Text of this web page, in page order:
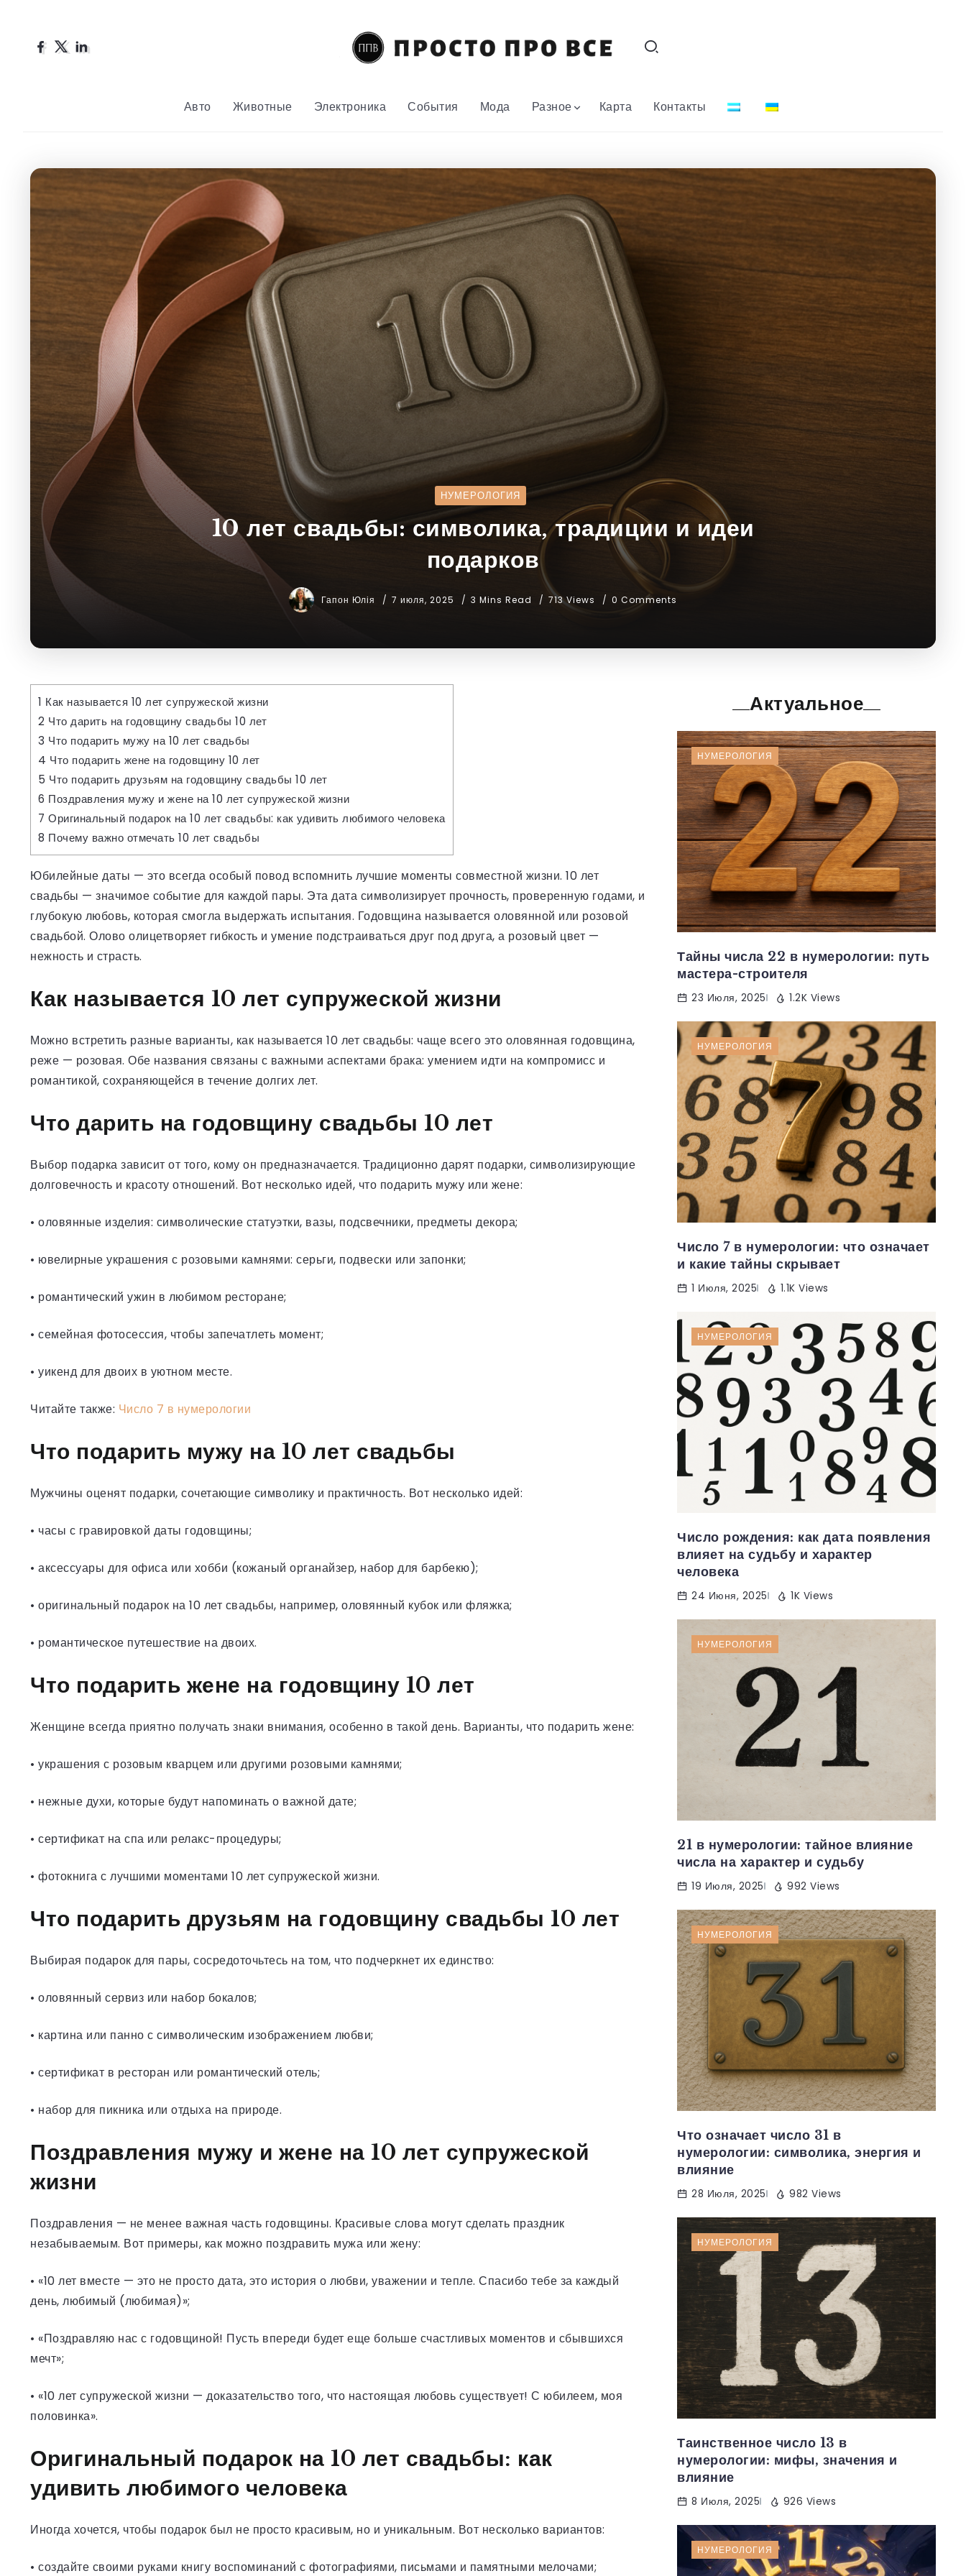
Авто Животные Электроника События Мода Разное Карта Контакты
НУМЕРОЛОГИЯ
10 лет свадьбы: символика, традиции и идеи
подарков
Гапон Юлія 7 июля, 2025 3 Mins Read 713 Views 0 Comments
1 Как называется 10 лет супружеской жизни
2 Что дарить на годовщину свадьбы 10 лет
3 Что подарить мужу на 10 лет свадьбы
4 Что подарить жене на годовщину 10 лет
5 Что подарить друзьям на годовщину свадьбы 10 лет
6 Поздравления мужу и жене на 10 лет супружеской жизни
7 Оригинальный подарок на 10 лет свадьбы: как удивить любимого человека
8 Почему важно отмечать 10 лет свадьбы
Юбилейные даты — это всегда особый повод вспомнить лучшие моменты совместной жизни. 10 лет
свадьбы — значимое событие для каждой пары. Эта дата символизирует прочность, проверенную годами, и
глубокую любовь, которая смогла выдержать испытания. Годовщина называется оловянной или розовой
свадьбой. Олово олицетворяет гибкость и умение подстраиваться друг под друга, а розовый цвет —
нежность и страсть.
Как называется 10 лет супружеской жизни
Можно встретить разные варианты, как называется 10 лет свадьбы: чаще всего это оловянная годовщина,
реже — розовая. Обе названия связаны с важными аспектами брака: умением идти на компромисс и
романтикой, сохраняющейся в течение долгих лет.
Что дарить на годовщину свадьбы 10 лет
Выбор подарка зависит от того, кому он предназначается. Традиционно дарят подарки, символизирующие
долговечность и красоту отношений. Вот несколько идей, что подарить мужу или жене:
• оловянные изделия: символические статуэтки, вазы, подсвечники, предметы декора;
• ювелирные украшения с розовыми камнями: серьги, подвески или запонки;
• романтический ужин в любимом ресторане;
• семейная фотосессия, чтобы запечатлеть момент;
• уикенд для двоих в уютном месте.
Читайте также: Число 7 в нумерологии
Что подарить мужу на 10 лет свадьбы
Мужчины оценят подарки, сочетающие символику и практичность. Вот несколько идей:
• часы с гравировкой даты годовщины;
• аксессуары для офиса или хобби (кожаный органайзер, набор для барбекю);
• оригинальный подарок на 10 лет свадьбы, например, оловянный кубок или фляжка;
• романтическое путешествие на двоих.
Что подарить жене на годовщину 10 лет
Женщине всегда приятно получать знаки внимания, особенно в такой день. Варианты, что подарить жене:
• украшения с розовым кварцем или другими розовыми камнями;
• нежные духи, которые будут напоминать о важной дате;
• сертификат на спа или релакс-процедуры;
• фотокнига с лучшими моментами 10 лет супружеской жизни.
Что подарить друзьям на годовщину свадьбы 10 лет
Выбирая подарок для пары, сосредоточьтесь на том, что подчеркнет их единство:
• оловянный сервиз или набор бокалов;
• картина или панно с символическим изображением любви;
• сертификат в ресторан или романтический отель;
• набор для пикника или отдыха на природе.
Поздравления мужу и жене на 10 лет супружеской
жизни
Поздравления — не менее важная часть годовщины. Красивые слова могут сделать праздник
незабываемым. Вот примеры, как можно поздравить мужа или жену:
• «10 лет вместе — это не просто дата, это история о любви, уважении и тепле. Спасибо тебе за каждый
день, любимый (любимая)»;
• «Поздравляю нас с годовщиной! Пусть впереди будет еще больше счастливых моментов и сбывшихся
мечт»;
• «10 лет супружеской жизни — доказательство того, что настоящая любовь существует! С юбилеем, моя
половинка».
Оригинальный подарок на 10 лет свадьбы: как
удивить любимого человека
Иногда хочется, чтобы подарок был не просто красивым, но и уникальным. Вот несколько вариантов:
• создайте своими руками книгу воспоминаний с фотографиями, письмами и памятными мелочами;
Актуальное
НУМЕРОЛОГИЯ
Тайны числа 22 в нумерологии: путь
мастера-строителя
23 Июля, 2025 1.2K Views
НУМЕРОЛОГИЯ
Число 7 в нумерологии: что означает
и какие тайны скрывает
1 Июля, 2025 1.1K Views
НУМЕРОЛОГИЯ
Число рождения: как дата появления
влияет на судьбу и характер
человека
24 Июня, 2025 1K Views
НУМЕРОЛОГИЯ
21 в нумерологии: тайное влияние
числа на характер и судьбу
19 Июля, 2025 992 Views
НУМЕРОЛОГИЯ
Что означает число 31 в
нумерологии: символика, энергия и
влияние
28 Июля, 2025 982 Views
НУМЕРОЛОГИЯ
Таинственное число 13 в
нумерологии: мифы, значения и
влияние
8 Июля, 2025 926 Views
НУМЕРОЛОГИЯ